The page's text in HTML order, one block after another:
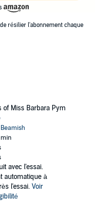
résilier l'abonnement chaque
of Miss Barbara Pym
min
avec l'essai.
automatique à
l'essai. Voir